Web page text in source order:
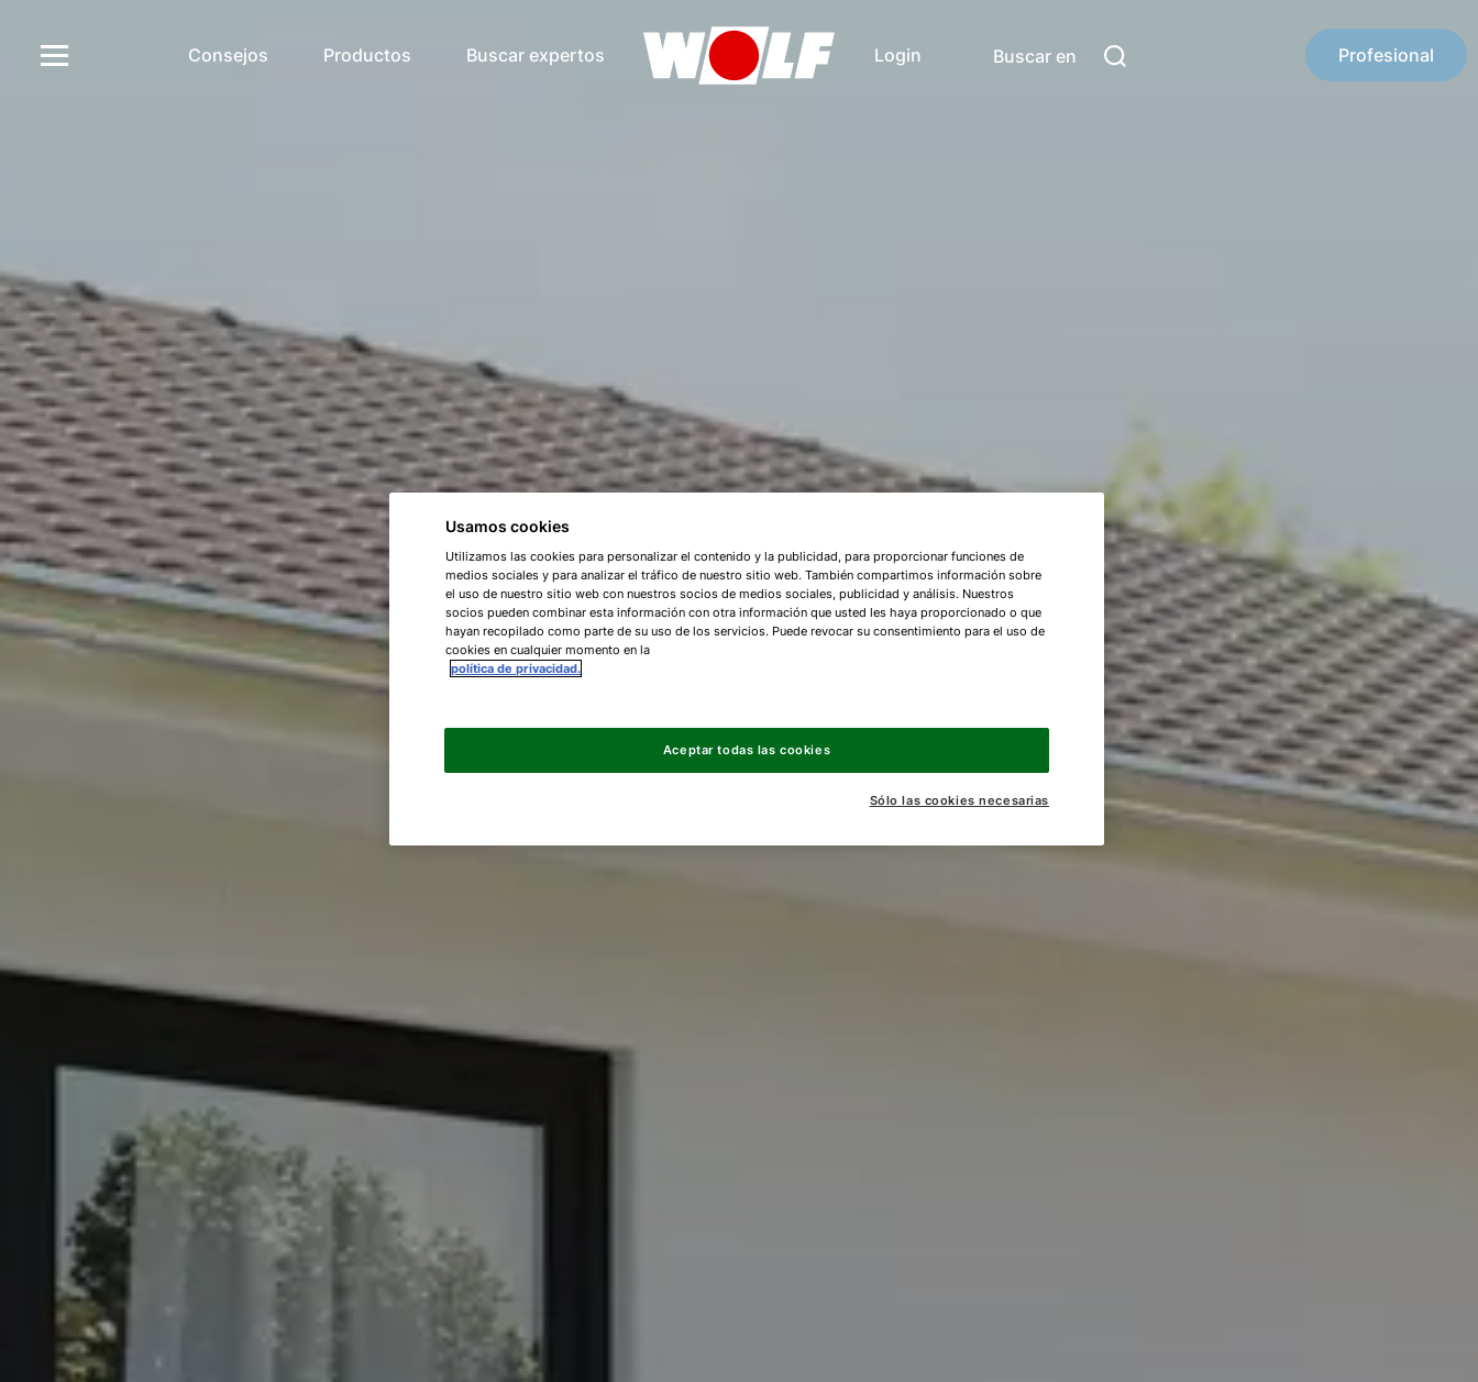
Consejos Productos Buscar expertos Login Buscar en Profesional
Usamos cookies
Utilizamos las cookies para personalizar el contenido y la publicidad, para proporcionar funciones de
medios sociales y para analizar el tráfico de nuestro sitio web. También compartimos información sobre
el uso de nuestro sitio web con nuestros socios de medios sociales, publicidad y análisis. Nuestros
socios pueden combinar esta información con otra información que usted les haya proporcionado o que
hayan recopilado como parte de su uso de los servicios. Puede revocar su consentimiento para el uso de
cookies en cualquier momento en la
política de privacidad.
Sólo las cookies necesarias
Aceptar todas las cookies